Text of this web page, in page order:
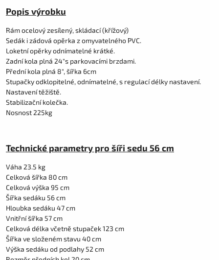
Popis výrobku
Rám ocelový zesílený, skládací (křížový)
Sedák i zádová opěrka z omyvatelného PVC.
Loketní opěrky odnímatelné krátké.
Zadní kola plná 24"s parkovacími brzdami.
Přední kola plná 8", šířka 6cm
Stupačky odklopitelné, odnímatelné, s regulací délky nastavení.
Nastavení těžiště.
Stabilizační kolečka.
Nosnost 225kg
Technické parametry pro šíři sedu 56 cm
Váha 23.5 kg
Celková šířka 80 cm
Celková výška 95 cm
Šířka sedáku 56 cm
Hloubka sedáku 47 cm
Vnitřní šířka 57 cm
Celková délka včetně stupaček 123 cm
Šířka ve složeném stavu 40 cm
Výška sedáku od podlahy 52 cm